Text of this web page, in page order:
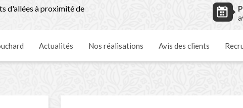
d'allées à proximité de
Actualités Nos réalisations Avis des clients